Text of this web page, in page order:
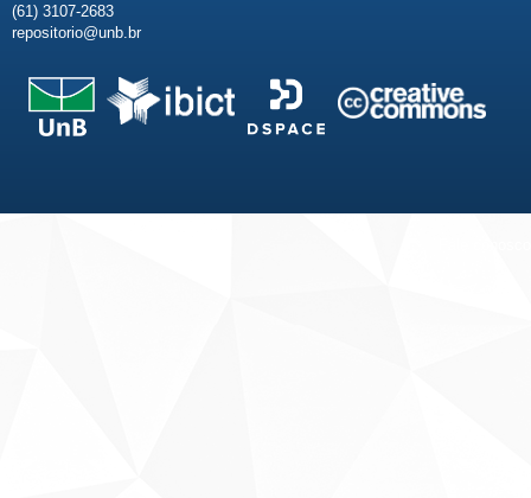
(61) 3107-2683
repositorio@unb.br